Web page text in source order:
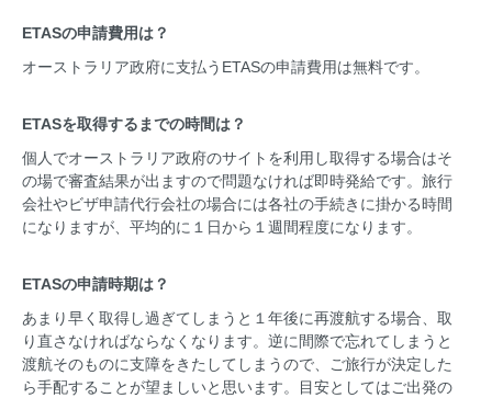
ETASの申請費用は？
オーストラリア政府に支払うETASの申請費用は無料です。
ETASを取得するまでの時間は？
個人でオーストラリア政府のサイトを利用し取得する場合はそ
の場で審査結果が出ますので問題なければ即時発給です。旅行
会社やビザ申請代行会社の場合には各社の手続きに掛かる時間
になりますが、平均的に１日から１週間程度になります。
ETASの申請時期は？
あまり早く取得し過ぎてしまうと１年後に再渡航する場合、取
り直さなければならなくなります。逆に間際で忘れてしまうと
渡航そのものに支障をきたしてしまうので、ご旅行が決定した
ら手配することが望ましいと思います。目安としてはご出発の